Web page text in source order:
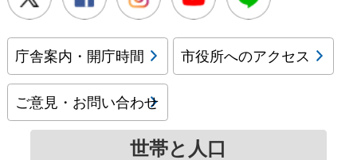
庁舎案内・開庁時間 市役所へのアクセス
ご意見・お問い合わせ
世帯と人口